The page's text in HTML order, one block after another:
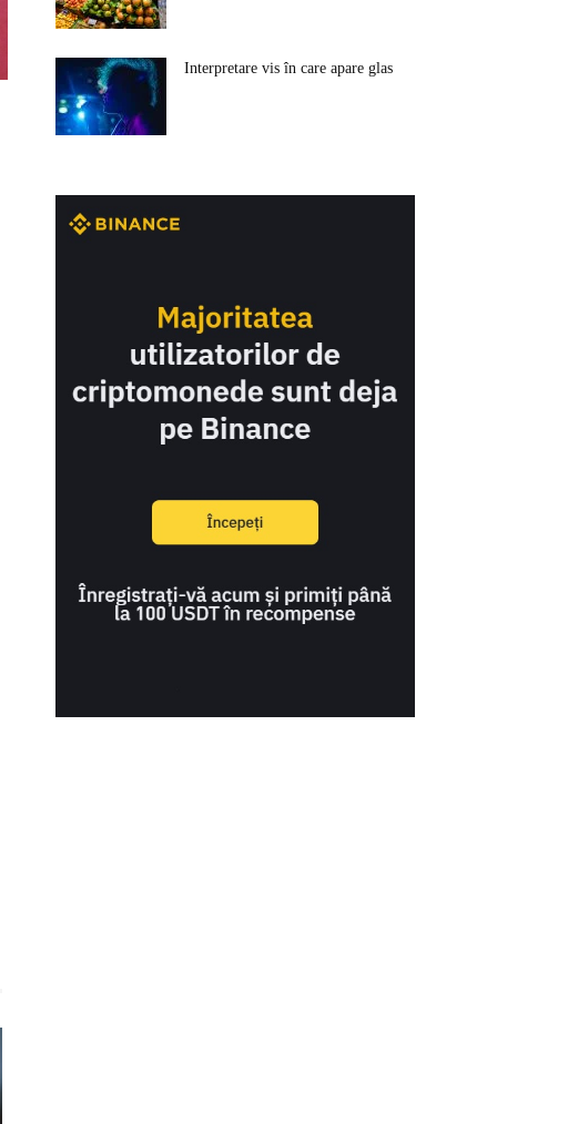
Interpretare vis în care apare glas